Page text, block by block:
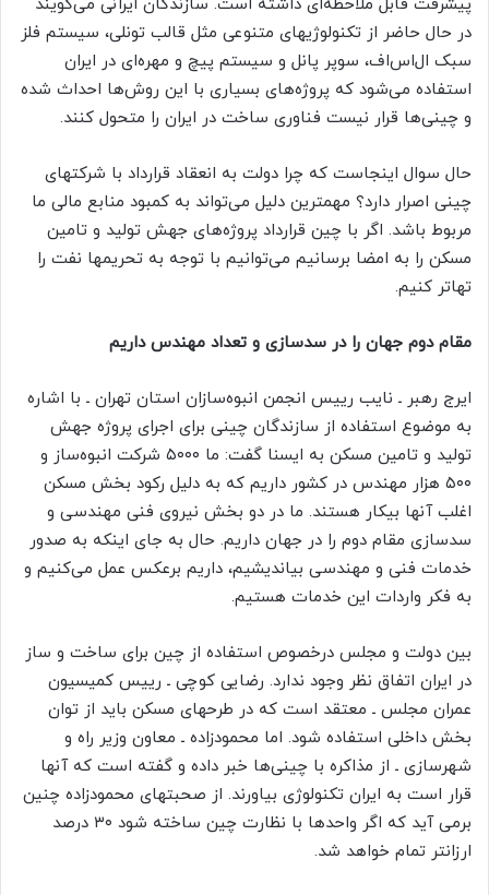
پیشرفت قابل ملاحظه‌ای داشته است. سازندگان ایرانی می‌گویند
در حال حاضر از تکنولوژیهای متنوعی مثل قالب تونلی، سیستم فلز
سبک ال‌اس‌اف، سوپر پانل و سیستم پیچ و مهره‌ای در ایران
استفاده می‌شود که پروژه‌های بسیاری با این روش‌ها احداث شده
و چینی‌ها قرار نیست فناوری ساخت در ایران را متحول کنند.
حال سوال اینجاست که چرا دولت به انعقاد قرارداد با شرکتهای
چینی اصرار دارد؟ مهمترین دلیل می‌تواند به کمبود منابع مالی ما
مربوط باشد. اگر با چین قرارداد پروژه‌های جهش تولید و تامین
مسکن را به امضا برسانیم می‌توانیم با توجه به تحریمها نفت را
تهاتر کنیم.
مقام دوم جهان را در سدسازی و تعداد مهندس داریم
ایرج رهبر ـ نایب رییس انجمن انبوه‌سازان استان تهران ـ با اشاره
به موضوع استفاده از سازندگان چینی برای اجرای پروژه جهش
تولید و تامین مسکن به ایسنا گفت: ما ۵۰۰۰ شرکت انبوه‌ساز و
۵۰۰ هزار مهندس در کشور داریم که به دلیل رکود بخش مسکن
اغلب آنها بیکار هستند. ما در دو بخش نیروی فنی مهندسی و
سدسازی مقام دوم را در جهان داریم. حال به جای اینکه به صدور
خدمات فنی و مهندسی بیاندیشیم، داریم برعکس عمل می‌کنیم و
به فکر واردات این خدمات هستیم.
بین دولت و مجلس درخصوص استفاده از چین برای ساخت و ساز
در ایران اتفاق نظر وجود ندارد. رضایی کوچی ـ رییس کمیسیون
عمران مجلس ـ معتقد است که در طرحهای مسکن باید از توان
بخش داخلی استفاده شود. اما محمودزاده ـ معاون وزیر راه و
شهرسازی ـ از مذاکره با چینی‌ها خبر داده و گفته است که آنها
قرار است به ایران تکنولوژی بیاورند. از صحبتهای محمودزاده چنین
برمی آید که اگر واحدها با نظارت چین ساخته شود ۳۰ درصد
ارزانتر تمام خواهد شد.